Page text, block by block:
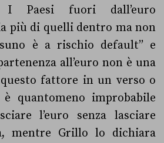
I Paesi fuori dall’euro
più di quelli dentro ma non
è a rischio default” e
all’euro non è una
fattore in un verso o
quantomeno improbabile
l’euro senza lasciare
mentre Grillo lo dichiara